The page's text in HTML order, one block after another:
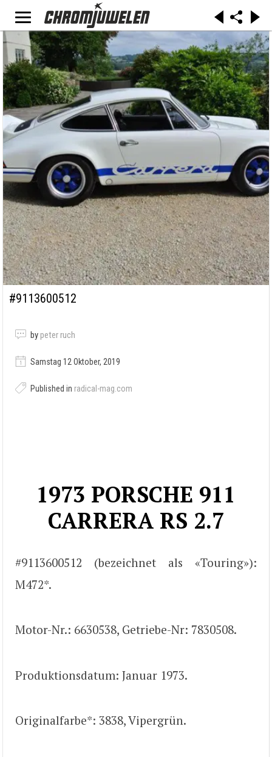
#9113600512
by peter ruch
Samstag 12 Oktober, 2019
Published in radical-mag.com
1973 PORSCHE 911
CARRERA RS 2.7
#9113600512 (bezeichnet als «Touring»):
M472*.
Motor-Nr.: 6630538, Getriebe-Nr: 7830508.
Produktionsdatum: Januar 1973.
Originalfarbe*: 3838, Vipergrün.